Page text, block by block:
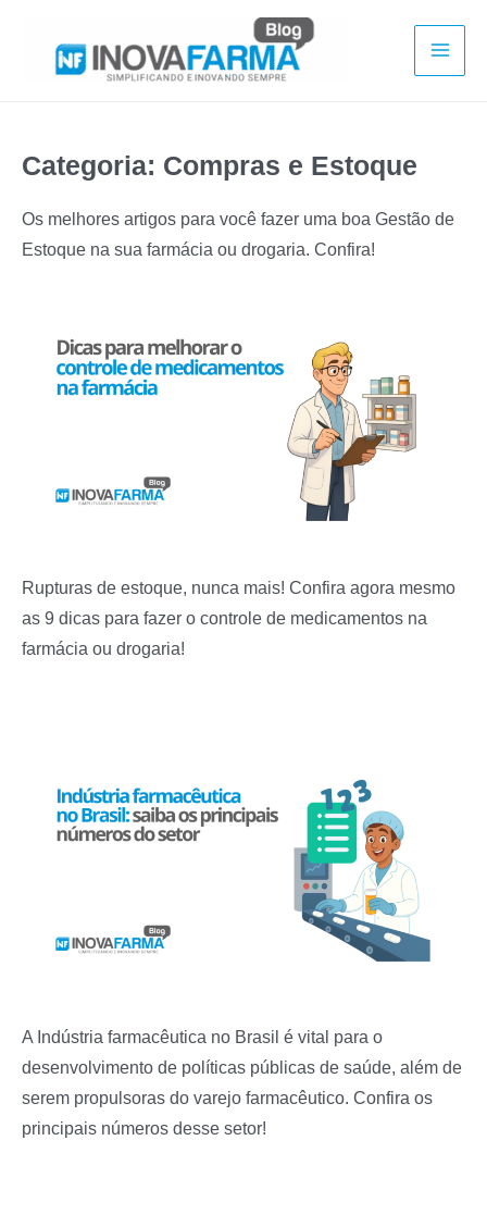
Main
Categoria: Compras e Estoque
Os melhores artigos para você fazer uma boa Gestão de
Estoque na sua farmácia ou drogaria. Confira!
Rupturas de estoque, nunca mais! Confira agora mesmo
as 9 dicas para fazer o controle de medicamentos na
farmácia ou drogaria!
A Indústria farmacêutica no Brasil é vital para o
desenvolvimento de políticas públicas de saúde, além de
serem propulsoras do varejo farmacêutico. Confira os
principais números desse setor!